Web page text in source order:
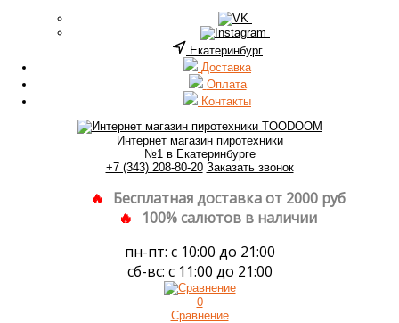
Екатеринбург
Доставка
Оплата
Контакты
Интернет магазин пиротехники
№1 в Екатеринбурге
+7 (343) 208-80-20 Заказать звонок
Бесплатная доставка от 2000 руб
100% салютов в наличии
пн-пт: с 10:00 до 21:00
сб-вс: с 11:00 до 21:00
0
Сравнение